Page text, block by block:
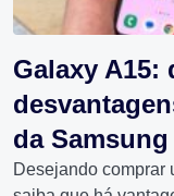
Galaxy A15:
da Samsung
Desejando comprar